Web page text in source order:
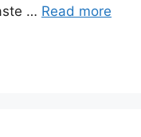
… Read more